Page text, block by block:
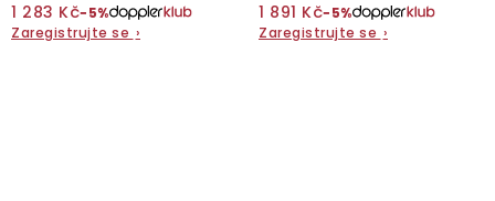
1 283 Kč−5%
Zaregistrujte se ›
1 891 Kč−5%
Zaregistrujte se ›